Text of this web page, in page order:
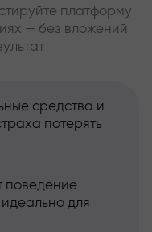
платформу
— без вложений
средства и
потерять
поведение
для